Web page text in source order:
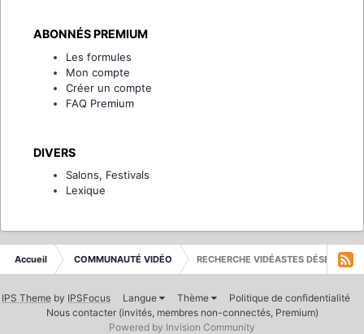
ABONNÉS PREMIUM
Les formules
Mon compte
Créer un compte
FAQ Premium
DIVERS
Salons, Festivals
Lexique
Accueil COMMUNAUTÉ VIDÉO RECHERCHE VIDÉASTES
IPS Theme by IPSFocus Langue Thème
Politique de confidentialité
Nous contacter (invités, membres non-connectés, Premium)
Powered by Invision Community